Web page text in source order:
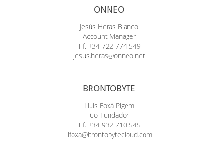
ONNEO
Jesús Heras Blanco
Account Manager
Tlf. +34 722 774 549
jesus.heras@onneo.net
BRONTOBYTE
Lluis Foxà Pigem
Co-Fundador
Tlf. +34 932 710 545
llfoxa@brontobytecloud.com